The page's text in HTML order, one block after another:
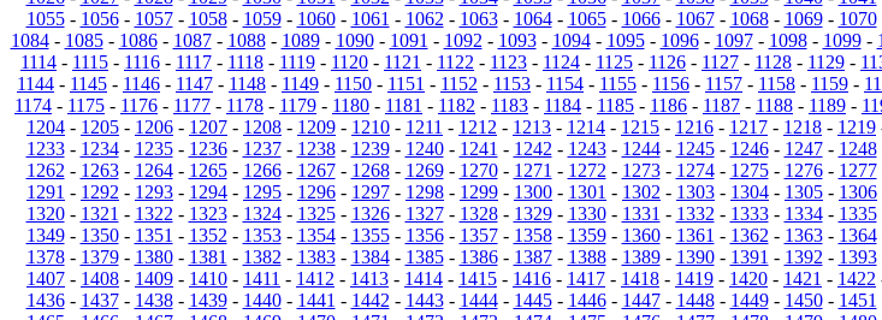
1055- 1056- 1057- 1058- 1059- 1060- 1061 - 1062 - 1063- 1064- 1065- 1066- 1067- 1068- 1069- 1070
1084- 1085- 1086- 1087- 1088- 1089- 1090- 1091 - 1092 - 1093- 1094- 1095- 1096- 1097- 1098- 1099-
1114 - 1115 - 1116 - 1117 - 1118 - 1119 - 1120 - 1121 - 1122 - 1123 - 1124 - 1125 - 1126 - 1127 - 1128 - 1129 -
1144 - 1145 - 1146 - 1147 - 1148 - 1149 - 1150 - 1151 - 1152 - 1153 - 1154 - 1155 - 1156 - 1157 - 1158 - 1159 -
1174 - 1175 - 1176 - 1177 - 1178 - 1179 - 1180 - 1181 - 1182 - 1183 - 1184 - 1185 - 1186 - 1187 - 1188 - 1189 -
1204 - 1205 - 1206 - 1207 - 1208 - 1209 - 1210 - 1211 - 1212 - 1213 - 1214 - 1215 - 1216 - 1217 - 1218 - 1219
1233- 1234- 1235- 1236- 1237- 1238- 1239- 1240- 1241 - 1242 - 1243- 1244- 1245- 1246- 1247- 1248
1262 - 1263- 1264- 1265- 1266- 1267- 1268- 1269- 1270- 1271 - 1272 - 1273- 1274- 1275- 1276- 1277
1291 - 1292 - 1293 - 1294 - 1295 - 1296 - 1297 - 1298 - 1299 - 1300 - 1301 - 1302 - 1303 - 1304 - 1305 - 1306
1320- 1321 - 1322 - 1323- 1324- 1325- 1326- 1327- 1328- 1329- 1330- 1331 - 1332 - 1333- 1334- 1335
1349- 1350- 1351 - 1352 - 1353- 1354- 1355- 1356- 1357- 1358- 1359- 1360- 1361 - 1362 - 1363- 1364
1378- 1379- 1380- 1381 - 1382 - 1383- 1384- 1385- 1386- 1387- 1388- 1389- 1390- 1391 - 1392 - 1393
1407 - 1408 - 1409 - 1410 - 1411 - 1412 - 1413 - 1414 - 1415 - 1416 - 1417 - 1418 - 1419 - 1420 - 1421 - 1422
1436- 1437- 1438- 1439- 1440- 1441 - 1442 - 1443- 1444- 1445- 1446- 1447- 1448- 1449- 1450- 1451